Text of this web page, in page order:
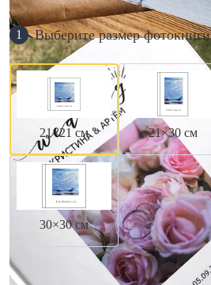
1 Выберите размер фотокниги
21×21 см 21×30 см
30×30 см